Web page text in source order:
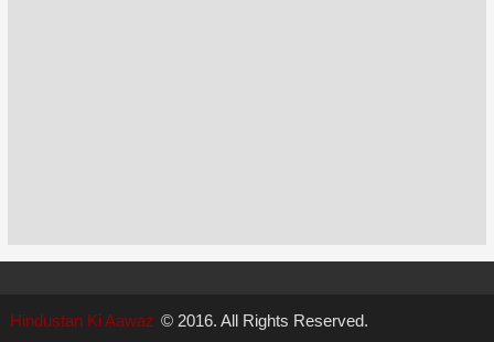
Hindustan Ki Aawaz © 2016. All Rights Reserved.